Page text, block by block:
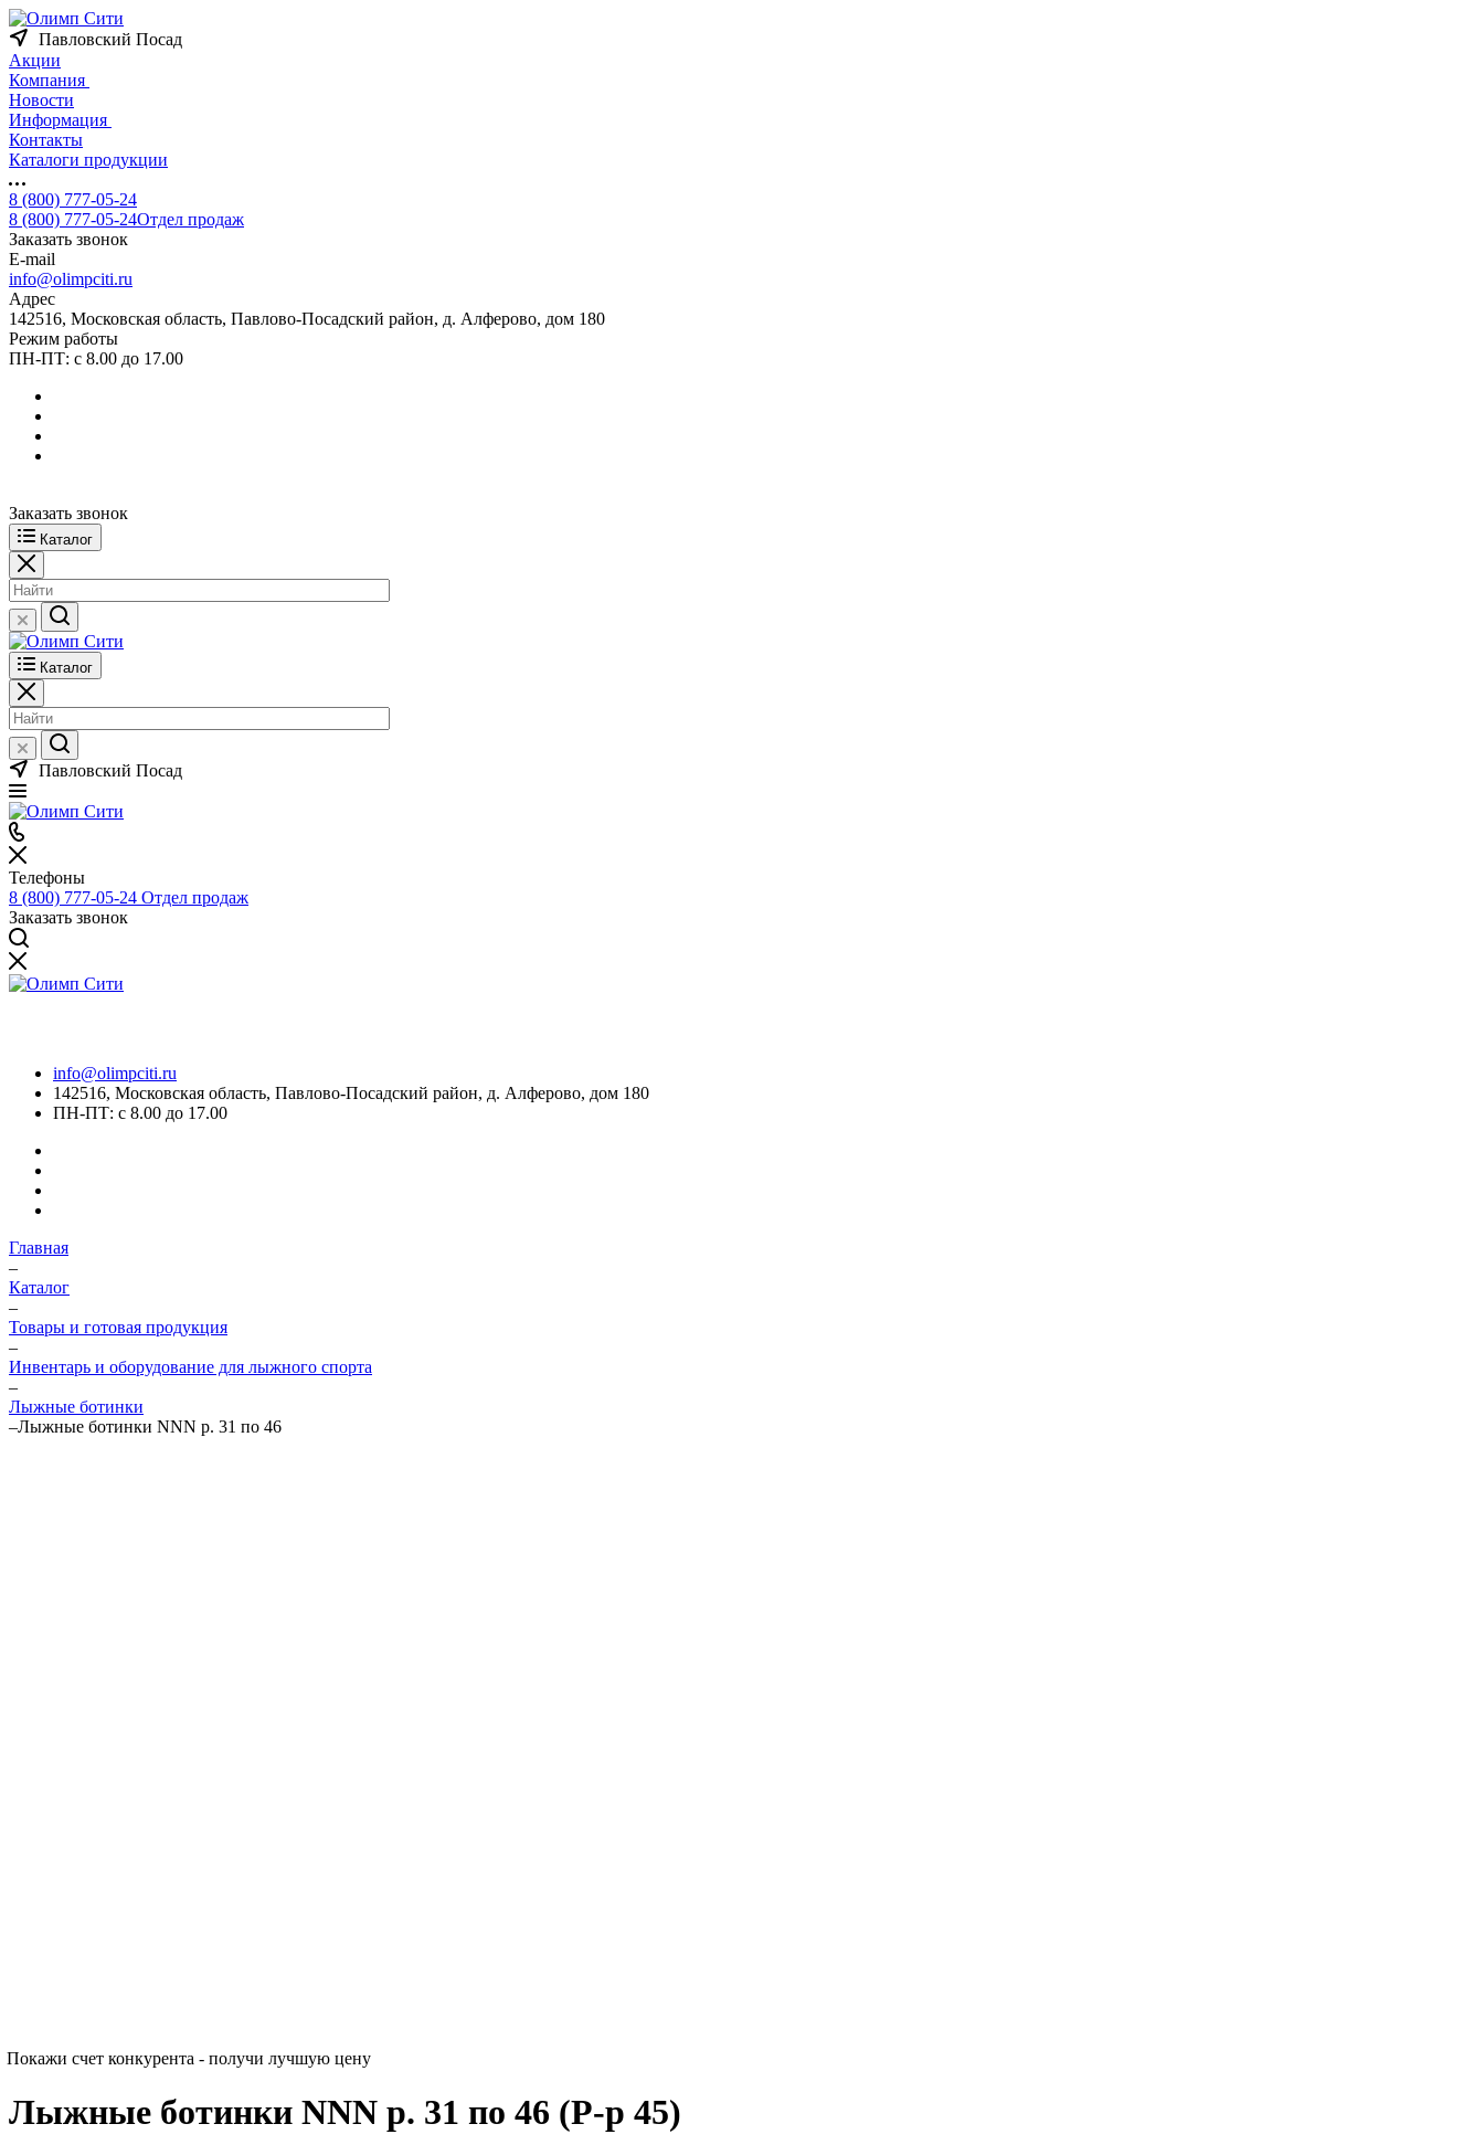
Павловский Посад
Акции
Компания
Новости
Информация
Контакты
Каталоги продукции
8 (800) 777-05-24
8 (800) 777-05-24Отдел продаж
Заказать звонок
E-mail
info@olimpciti.ru
Адрес
142516, Московская область, Павлово-Посадский район, д. Алферово, дом 180
Режим работы
ПН-ПТ: с 8.00 до 17.00
Заказать звонок
Каталог
Каталог
Павловский Посад
Телефоны
8 (800) 777-05-24 Отдел продаж
Заказать звонок
info@olimpciti.ru
142516, Московская область, Павлово-Посадский район, д. Алферово, дом 180
ПН-ПТ: с 8.00 до 17.00
Главная
–
Каталог
–
Товары и готовая продукция
–
Инвентарь и оборудование для лыжного спорта
–
Лыжные ботинки
–Лыжные ботинки NNN р. 31 по 46
Покажи счет конкурента - получи лучшую цену
Лыжные ботинки NNN р. 31 по 46 (Р-р 45)